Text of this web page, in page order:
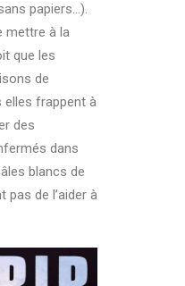
papiers…).
mettre à la
que les
de
elles frappent à
des
dans
blancs de
pas de l’aider à